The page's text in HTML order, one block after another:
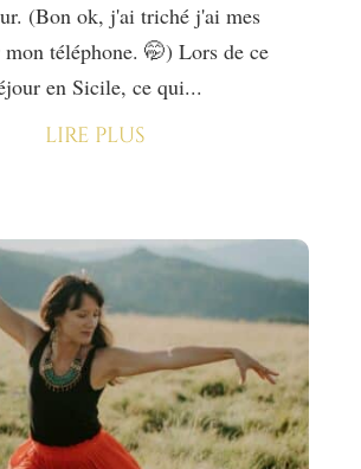
(Bon ok, j'ai triché j'ai mes
téléphone. 🤭) Lors de ce
en Sicile, ce qui...
lire plus